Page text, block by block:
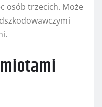
osób trzecich. Może